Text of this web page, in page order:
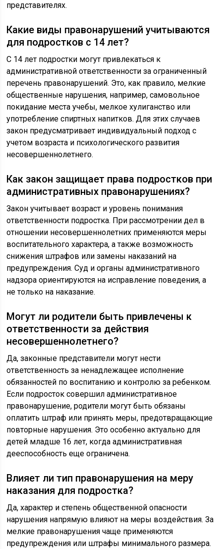
представителях.
Какие виды правонарушений учитываются
для подростков с 14 лет?
С 14 лет подростки могут привлекаться к
административной ответственности за ограниченный
перечень правонарушений. Это, как правило, мелкие
общественные нарушения, например, самовольное
покидание места учебы, мелкое хулиганство или
употребление спиртных напитков. Для этих случаев
закон предусматривает индивидуальный подход с
учетом возраста и психологического развития
несовершеннолетнего.
Как закон защищает права подростков при
административных правонарушениях?
Закон учитывает возраст и уровень понимания
ответственности подростка. При рассмотрении дел в
отношении несовершеннолетних применяются меры
воспитательного характера, а также возможность
снижения штрафов или замены наказаний на
предупреждения. Суд и органы административного
надзора ориентируются на исправление поведения, а
не только на наказание.
Могут ли родители быть привлечены к
ответственности за действия
несовершеннолетнего?
Да, законные представители могут нести
ответственность за ненадлежащее исполнение
обязанностей по воспитанию и контролю за ребенком.
Если подросток совершил административное
правонарушение, родители могут быть обязаны
оплатить штраф или принять меры, предотвращающие
повторные нарушения. Это особенно актуально для
детей младше 16 лет, когда административная
дееспособность еще ограничена.
Влияет ли тип правонарушения на меру
наказания для подростка?
Да, характер и степень общественной опасности
нарушения напрямую влияют на меры воздействия. За
мелкие правонарушения чаще применяются
предупреждения или штрафы минимального размера.